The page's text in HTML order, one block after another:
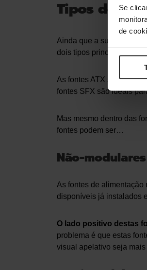
Se
de
Tipos de
Ainda que a sua função
dois tipos principais são
As fontes ATX são as
fontes SFX são ideais
Mas mesmo dentro das
fontes podem ser…
Não-modulares
As fontes de alimentação
disponíveis já instalados
O lado positivo destas
problema é que estas
visual apelativo seja